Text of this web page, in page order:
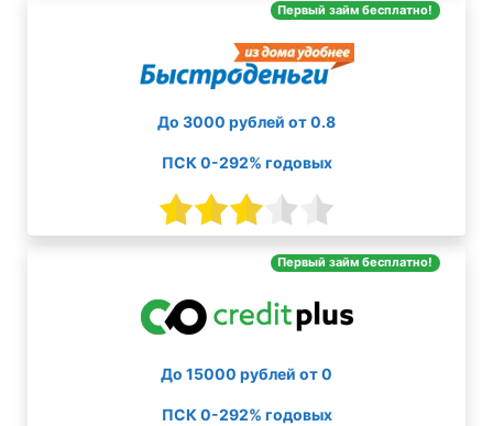
Первый займ бесплатно!
До 3000 рублей от 0.8
ПСК 0-292% годовых
Первый займ бесплатно!
До 15000 рублей от 0
ПСК 0-292% годовых